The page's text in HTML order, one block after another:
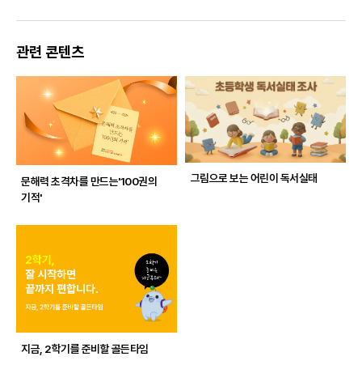
관련 콘텐츠
문해력 초격차를 만드는'100권의
기적'
그림으로 보는 어린이 독서실태
지금, 2학기를 준비할 골든타임